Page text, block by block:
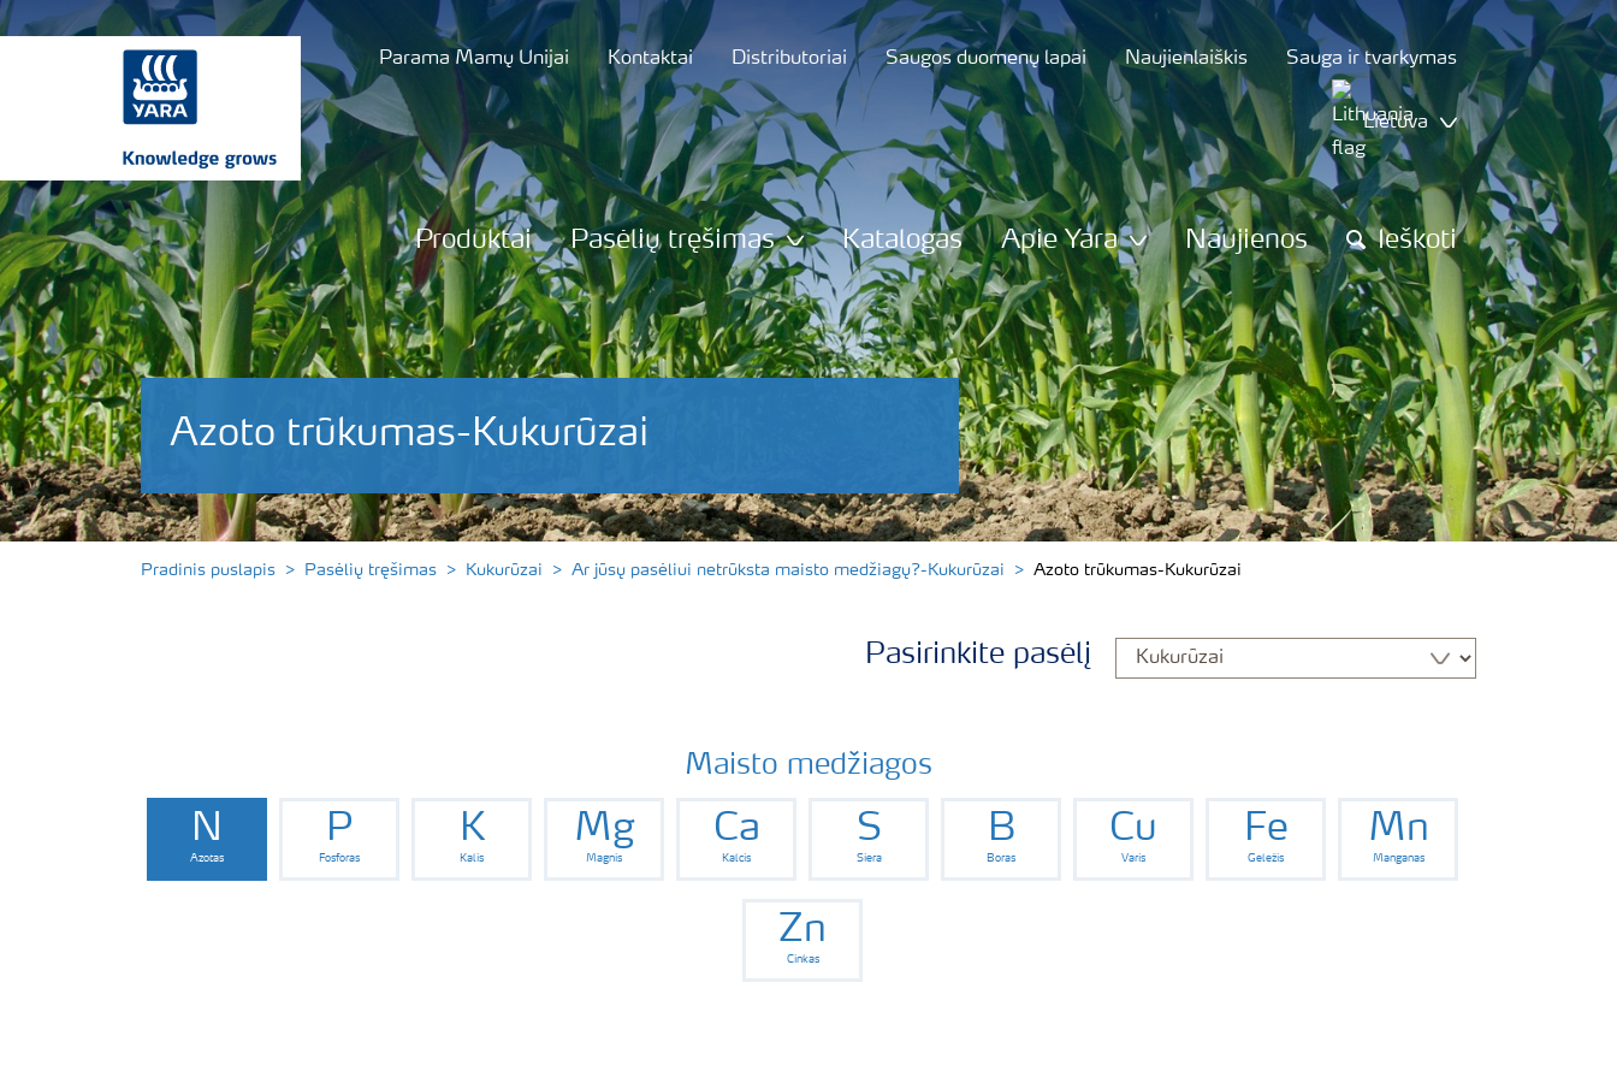
Parama Mamų Unijai Kontaktai Distributoriai Saugos duomenų lapai Naujienlaiškis Sauga ir tvarkymas
Lietuva
Produktai Pasėlių tręšimas Katalogas Apie Yara Naujienos Ieškoti
Azoto trūkumas-Kukurūzai
Pradinis puslapis Pasėlių tręšimas Kukurūzai Ar jūsų pasėliui netrūksta maisto medžiagų?-Kukurūzai Azoto trūkumas-Kukurūzai
Pasirinkite pasėlį
Maisto medžiagos
N
Azotas
P
Fosforas
K
Kalis
Mg
Magnis
Ca
Kalcis
S
Siera
B
Boras
Cu
Varis
Fe
Geležis
Mn
Manganas
Zn
Cinkas